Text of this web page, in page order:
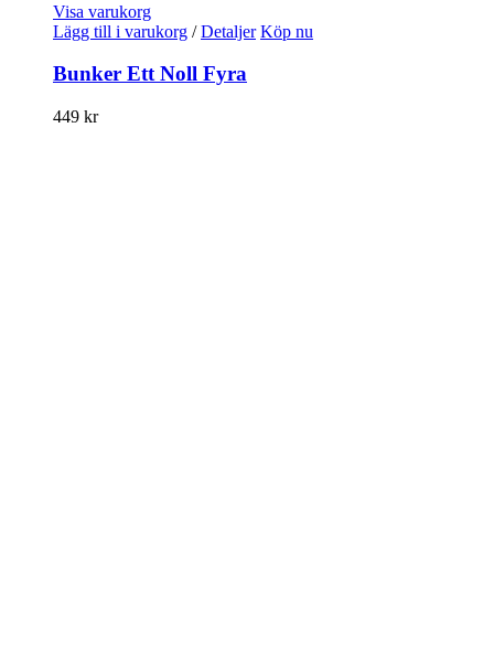
Visa varukorg
Lägg till i varukorg / Detaljer Köp nu
Bunker Ett Noll Fyra
449 kr